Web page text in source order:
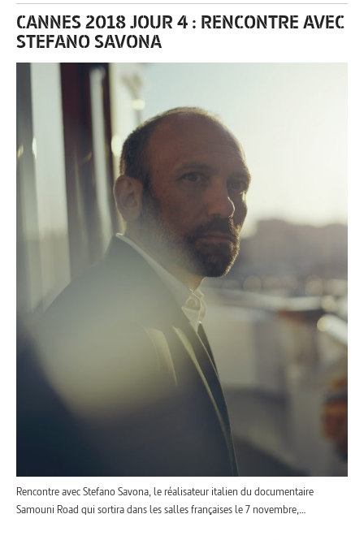
CANNES 2018 JOUR 4 : RENCONTRE AVEC
STEFANO SAVONA
Rencontre avec Stefano Savona, le réalisateur italien du documentaire
Samouni Road qui sortira dans les salles françaises le 7 novembre,…